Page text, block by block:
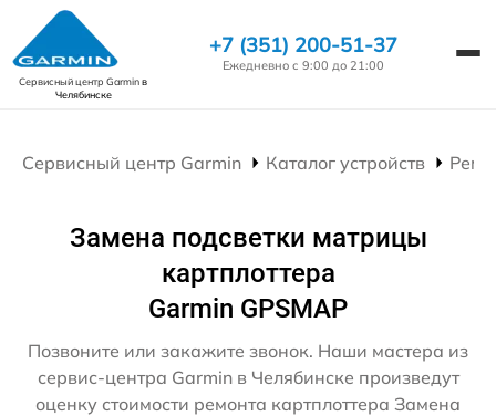
Сервисный центр Garminв
Челябинске
+7 (351) 200-51-37
Ежедневно с 9:00 до 21:00
Сервисный центр Garmin Каталог устройств
Замена подсветки матрицы
картплоттера
Garmin GPSMAP
Позвоните или закажите звонок. Наши мастера из
сервис-центра Garmin в Челябинске произведут
оценку стоимости ремонта картплоттера Замена